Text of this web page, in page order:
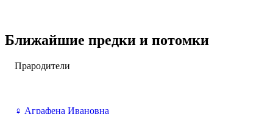
Ближайшие предки и потомки
Прародители
♀ Аграфена Ивановна